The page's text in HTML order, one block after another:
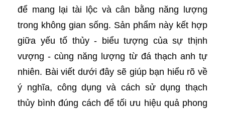
để mang lại tài lộc và cân bằng năng lượng
trong không gian sống. Sản phẩm này kết hợp
giữa yếu tố thủy - biểu tượng của sự thịnh
vượng - cùng năng lượng từ đá thạch anh tự
nhiên. Bài viết dưới đây sẽ giúp bạn hiểu rõ về
ý nghĩa, công dụng và cách sử dụng thạch
thủy bình đúng cách để tối ưu hiệu quả phong